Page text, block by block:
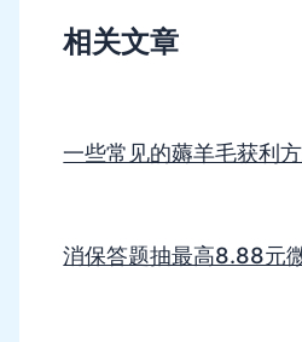
相关文章
一些常见的薅羊毛获利
消保答题抽最高8.88元